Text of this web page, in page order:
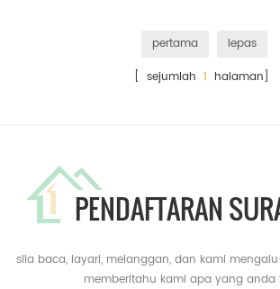
pertama
lepas
[ sejumlah 1 halaman]
PENDAFTARAN
sila baca, layari, melanggan, dan kami
memberitahu kami apa yang anda